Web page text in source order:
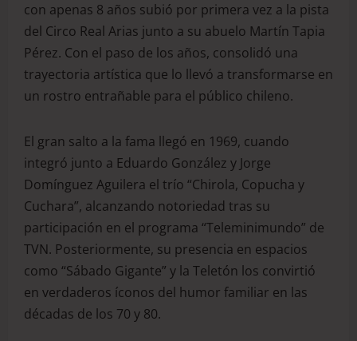
con apenas 8 años subió por primera vez a la pista
del Circo Real Arias junto a su abuelo Martín Tapia
Pérez. Con el paso de los años, consolidó una
trayectoria artística que lo llevó a transformarse en
un rostro entrañable para el público chileno.
El gran salto a la fama llegó en 1969, cuando
integró junto a Eduardo González y Jorge
Domínguez Aguilera el trío “Chirola, Copucha y
Cuchara”, alcanzando notoriedad tras su
participación en el programa “Teleminimundo” de
TVN. Posteriormente, su presencia en espacios
como “Sábado Gigante” y la Teletón los convirtió
en verdaderos íconos del humor familiar en las
décadas de los 70 y 80.